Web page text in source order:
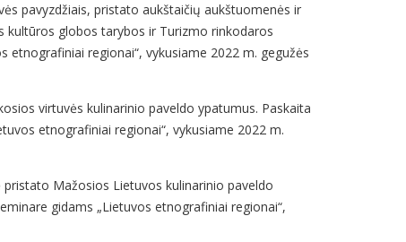
pavyzdžiais, pristato aukštaičių aukštuomenės ir
kultūros globos tarybos ir Turizmo rinkodaros
regionai“, vykusiame 2022 m. gegužės
virtuvės kulinarinio paveldo ypatumus. Paskaita
etnografiniai regionai“, vykusiame 2022 m.
Mažosios Lietuvos kulinarinio paveldo
gidams „Lietuvos etnografiniai regionai“,